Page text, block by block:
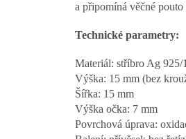
a připomíná věčné
Technické parametry:
Materiál: stříbro Ag 925/
Výška: 15 mm (bez
Šířka: 15 mm
Výška očka: 7 mm
Povrchová úprava: